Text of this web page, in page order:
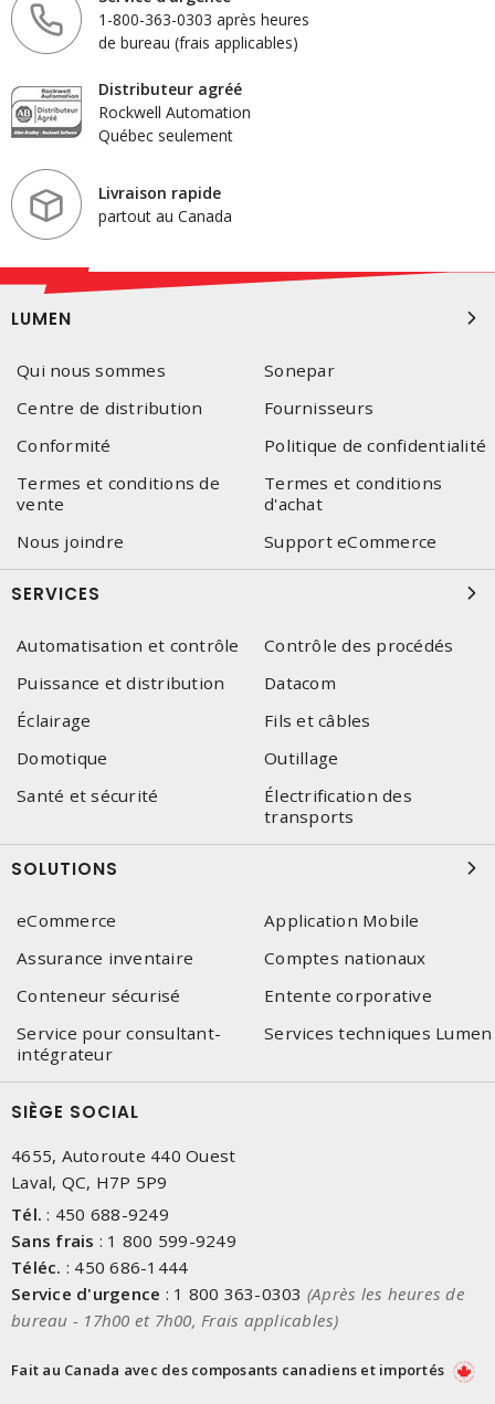
1-800-363-0303 après heures
de bureau (frais applicables)
Distributeur agréé
Rockwell Automation
Québec seulement
Livraison rapide
partout au Canada
LUMEN
Qui nous sommes
Sonepar
Centre de distribution
Fournisseurs
Conformité
Politique de confidentialité
Termes et conditions de
vente
Termes et conditions
d'achat
Nous joindre
Support eCommerce
SERVICES
Automatisation et contrôle
Contrôle des procédés
Puissance et distribution
Datacom
Éclairage
Fils et câbles
Domotique
Outillage
Santé et sécurité
Électrification des
transports
SOLUTIONS
eCommerce
Application Mobile
Assurance inventaire
Comptes nationaux
Conteneur sécurisé
Entente corporative
Service pour consultant-
intégrateur
Services techniques Lumen
SIÈGE SOCIAL
4655, Autoroute 440 Ouest
Laval, QC, H7P 5P9
Tél. : 450 688-9249
Sans frais : 1 800 599-9249
Téléc. : 450 686-1444
Service d'urgence : 1 800 363-0303 (Après les heures de
bureau - 17h00 et 7h00, Frais applicables)
Fait au Canada avec des composants canadiens et importés